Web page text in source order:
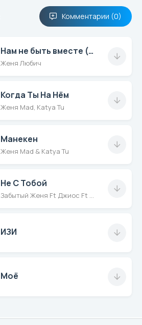
Комментарии (0)
Нам не быть вместе (Official Version)
Женя Любич
Когда Ты На Нём
Женя Mad, Katya Tu
Манекен
Женя Mad & Katya Tu
Не С Тобой
Забытый Женя Ft Джиос Ft Tiparepa
ИЗИ
Моё